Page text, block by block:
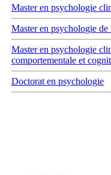
Master en psychologie
Master en psychologie
Master en psychologie
comportementale et
Doctorat en psychologie